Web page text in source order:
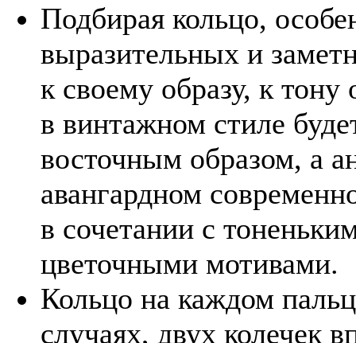
Подбирая кольцо,
выразительных и
к своему образу, к
в винтажном стиле
восточным образом, а
авангардном
в сочетании с
цветочными мотивами.
Кольцо на каждом
случаях, двух колечек